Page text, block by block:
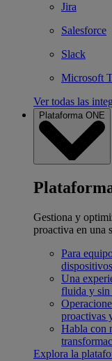
Jira
Salesforce
Slack
Microsoft
Ver todas las
Plataforma ONE
Gestiona y
proactiva en una
Para
dispositivos
Una
fluida y sin
proactivas
Habla con
Explora la